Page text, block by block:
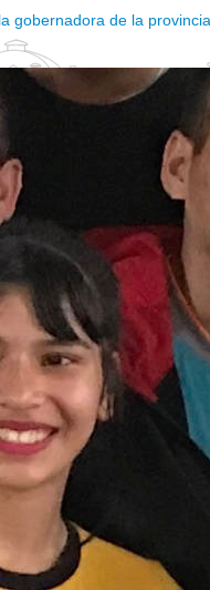
gobernadora de la